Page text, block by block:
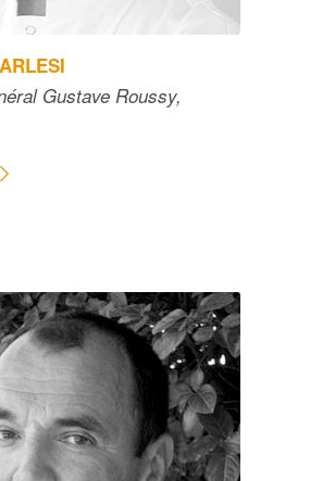
Gustave Roussy,